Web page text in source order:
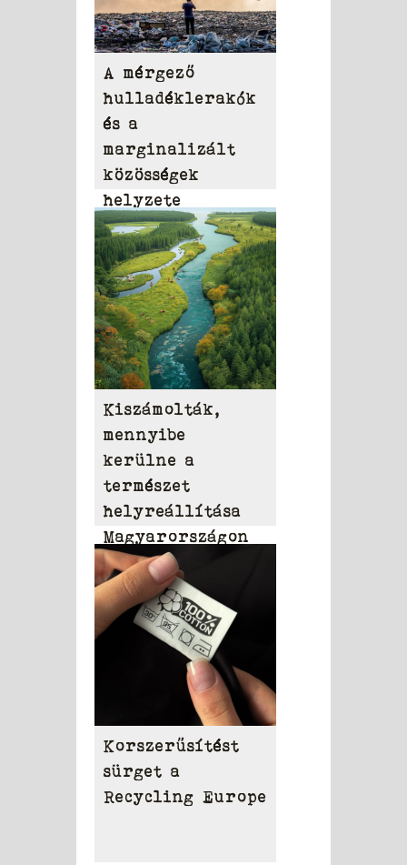
A mérgező
hulladéklerakók
és a
marginalizált
közösségek
helyzete
Kiszámolták,
mennyibe
kerülne a
természet
helyreállítása
Magyarországon
Korszerűsítést
sürget a
Recycling Europe